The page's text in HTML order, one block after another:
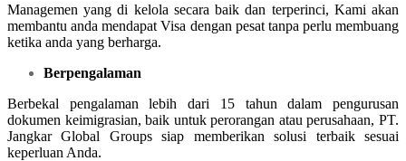
Managemen yang di kelola secara baik dan terperinci, Kami akan
membantu anda mendapat Visa dengan pesat tanpa perlu membuang
ketika anda yang berharga.
Berpengalaman
Berbekal pengalaman lebih dari 15 tahun dalam pengurusan
dokumen keimigrasian, baik untuk perorangan atau perusahaan, PT.
Jangkar Global Groups siap memberikan solusi terbaik sesuai
keperluan Anda.